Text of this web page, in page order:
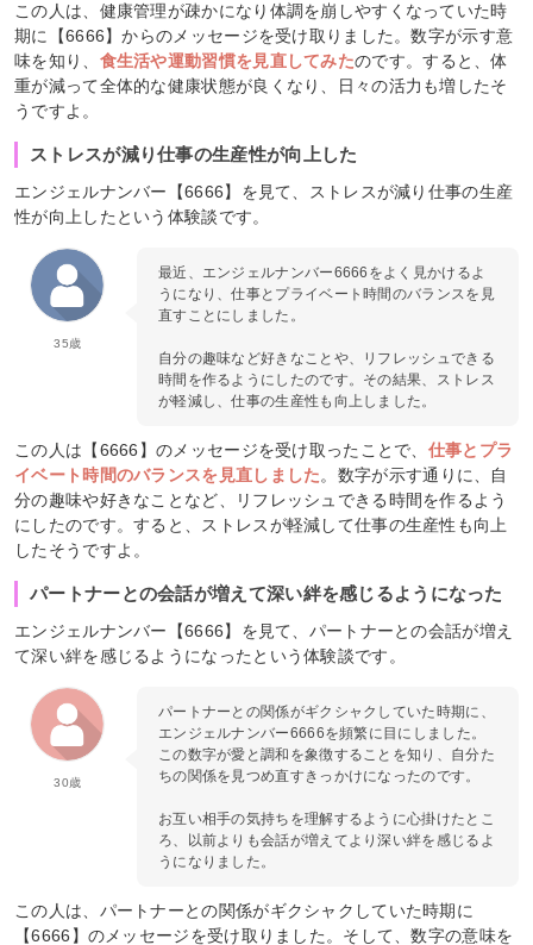
この人は、健康管理が疎かになり体調を崩しやすくなっていた時
期に【6666】からのメッセージを受け取りました。数字が示す意
味を知り、 食生活や運動習慣を見直してみたのです。すると、体
重が減って全体的な健康状態が良くなり、日々の活力も増したそ
うですよ。
ストレスが減り仕事の生産性が向上した
エンジェルナンバー【6666】を見て、ストレスが減り仕事の生産
性が向上したという体験談です。
35歳
最近、エンジェルナンバー6666をよく見かけるよ
うになり、仕事とプライベート時間のバランスを見
直すことにしました。
自分の趣味など好きなことや、リフレッシュできる
時間を作るようにしたのです。その結果、ストレス
が軽減し、仕事の生産性も向上しました。
この人は【6666】のメッセージを受け取ったことで、 仕事とプラ
イベート時間のバランスを見直しました。数字が示す通りに、自
分の趣味や好きなことなど、リフレッシュできる時間を作るよう
にしたのです。すると、ストレスが軽減して仕事の生産性も向上
したそうですよ。
パートナーとの会話が増えて深い絆を感じるようになった
エンジェルナンバー【6666】を見て、パートナーとの会話が増え
て深い絆を感じるようになったという体験談です。
30歳
パートナーとの関係がギクシャクしていた時期に、
エンジェルナンバー6666を頻繁に目にしました。
この数字が愛と調和を象徴することを知り、自分た
ちの関係を見つめ直すきっかけになったのです。
お互い相手の気持ちを理解するように心掛けたとこ
ろ、以前よりも会話が増えてより深い絆を感じるよ
うになりました。
この人は、パートナーとの関係がギクシャクしていた時期に
【6666】のメッセージを受け取りました。そして、数字の意味を